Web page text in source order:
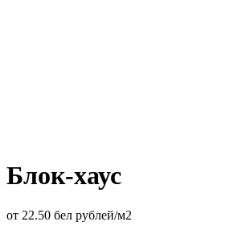
Блок-хаус
от 22.50 бел рублей/м2